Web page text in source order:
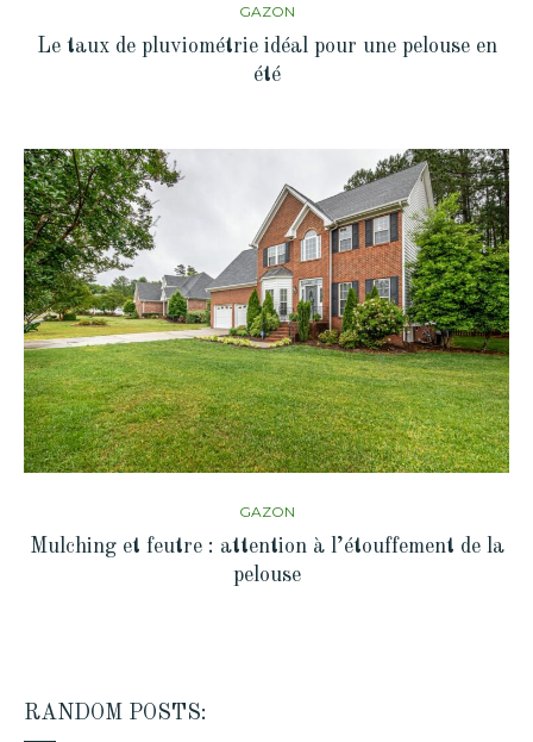
GAZON
Le taux de pluviométrie idéal pour une pelouse en
été
GAZON
Mulching et feutre : attention à l’étouffement de la
pelouse
RANDOM POSTS: